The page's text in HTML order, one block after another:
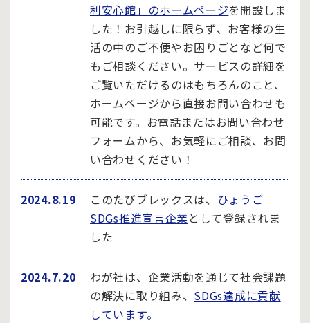
利安心館」のホームページを開設しま
した！お引越しに限らず、お客様の生
活の中のご不便やお困りごとなど何で
もご相談ください。サービスの詳細を
ご覧いただけるのはもちろんのこと、
ホームページから直接お問い合わせも
可能です。お電話またはお問い合わせ
フォームから、お気軽にご相談、お問
い合わせください！
2024.8.19 このたびブレックスは、 ひょうご
SDGs推進宣言企業 として登録されま
した
2024.7.20
わが社は、企業活動を通じて社会課題
の解決に取り組み、 SDGs達成に貢献
しています。